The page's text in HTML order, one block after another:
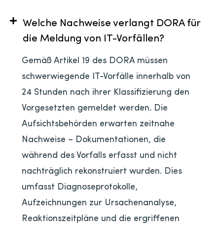
Welche Nachweise verlangt DORA für
die Meldung von IT-Vorfällen?
Gemäß Artikel 19 des DORA müssen
schwerwiegende IT-Vorfälle innerhalb von
24 Stunden nach ihrer Klassifizierung den
Vorgesetzten gemeldet werden. Die
Aufsichtsbehörden erwarten zeitnahe
Nachweise – Dokumentationen, die
während des Vorfalls erfasst und nicht
nachträglich rekonstruiert wurden. Dies
umfasst Diagnoseprotokolle,
Aufzeichnungen zur Ursachenanalyse,
Reaktionszeitpläne und die ergriffenen